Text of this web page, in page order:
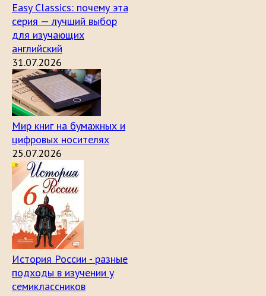
Easy Classics: почему эта
серия — лучший выбор
для изучающих
английский
31.07.2026
Мир книг на бумажных и
цифровых носителях
25.07.2026
История России - разные
подходы в изучении у
семиклассников